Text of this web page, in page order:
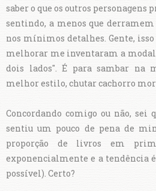
saber o que os outros personagens
sentindo, a menos que
nos mínimos detalhes. Gente, isso
melhorar me inventaram a
dois lados". É para sambar na
melhor estilo, chutar cachorro
Concordando comigo ou não, sei
sentiu um pouco de pena de
proporção de livros em
exponencialmente e a tendência
possível). Certo?